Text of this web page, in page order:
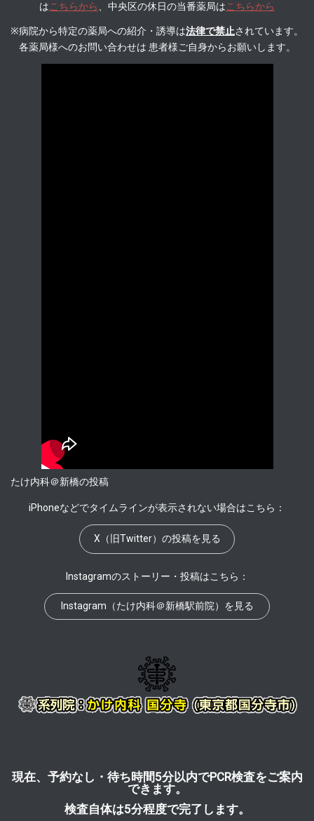
はこちらから 、中央区の休日の当番薬局はこちらから
※病院から特定の薬局への紹介・誘導は法律で禁止されています。
各薬局様へのお問い合わせは 患者様ご自身からお願いします。
たけ内科＠新橋の投稿
iPhoneなどでタイムラインが表示されない場合はこちら：
X（旧Twitter）の投稿を見る
Instagramのストーリー・投稿はこちら：
Instagram（たけ内科＠新橋駅前院）を見る
現在、予約なし・待ち時間5分以内でPCR検査をご案内
できます。
検査自体は5分程度で完了します。